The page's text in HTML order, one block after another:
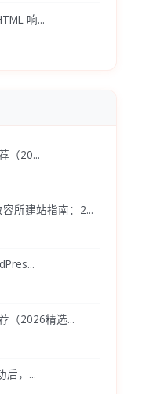
响...
（20...
所建站指南：2...
（2026精选...
后，...